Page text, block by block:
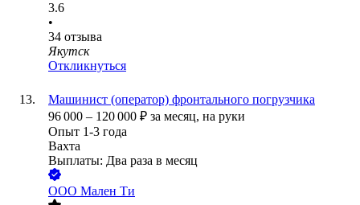
3.6
•
34 отзыва
Якутск
Откликнуться
Машинист (оператор) фронтального погрузчика
96 000 – 120 000 ₽ за месяц, на руки
Опыт 1-3 года
Вахта
Выплаты: Два раза в месяц
ООО Мален Ти